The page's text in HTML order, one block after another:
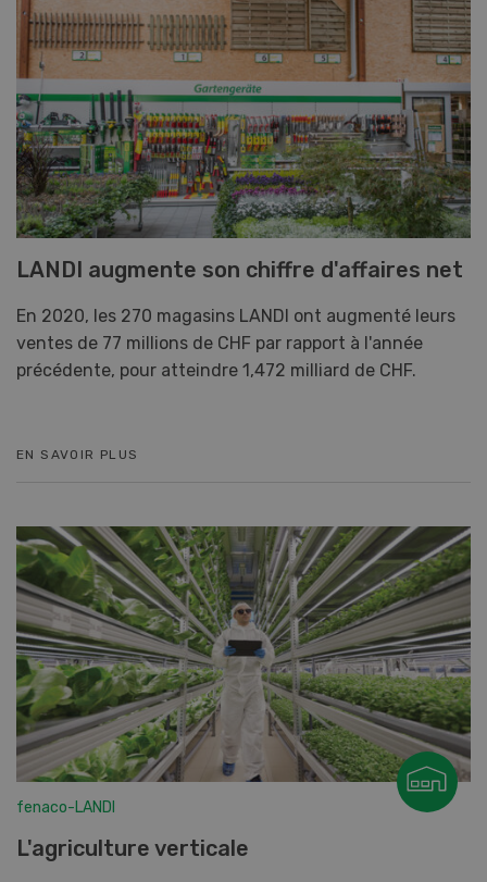
LANDI augmente son chiffre d'affaires net
En 2020, les 270 magasins LANDI ont augmenté leurs
ventes de 77 millions de CHF par rapport à l'année
précédente, pour atteindre 1,472 milliard de CHF.
EN SAVOIR PLUS
fenaco-LANDI
L'agriculture verticale